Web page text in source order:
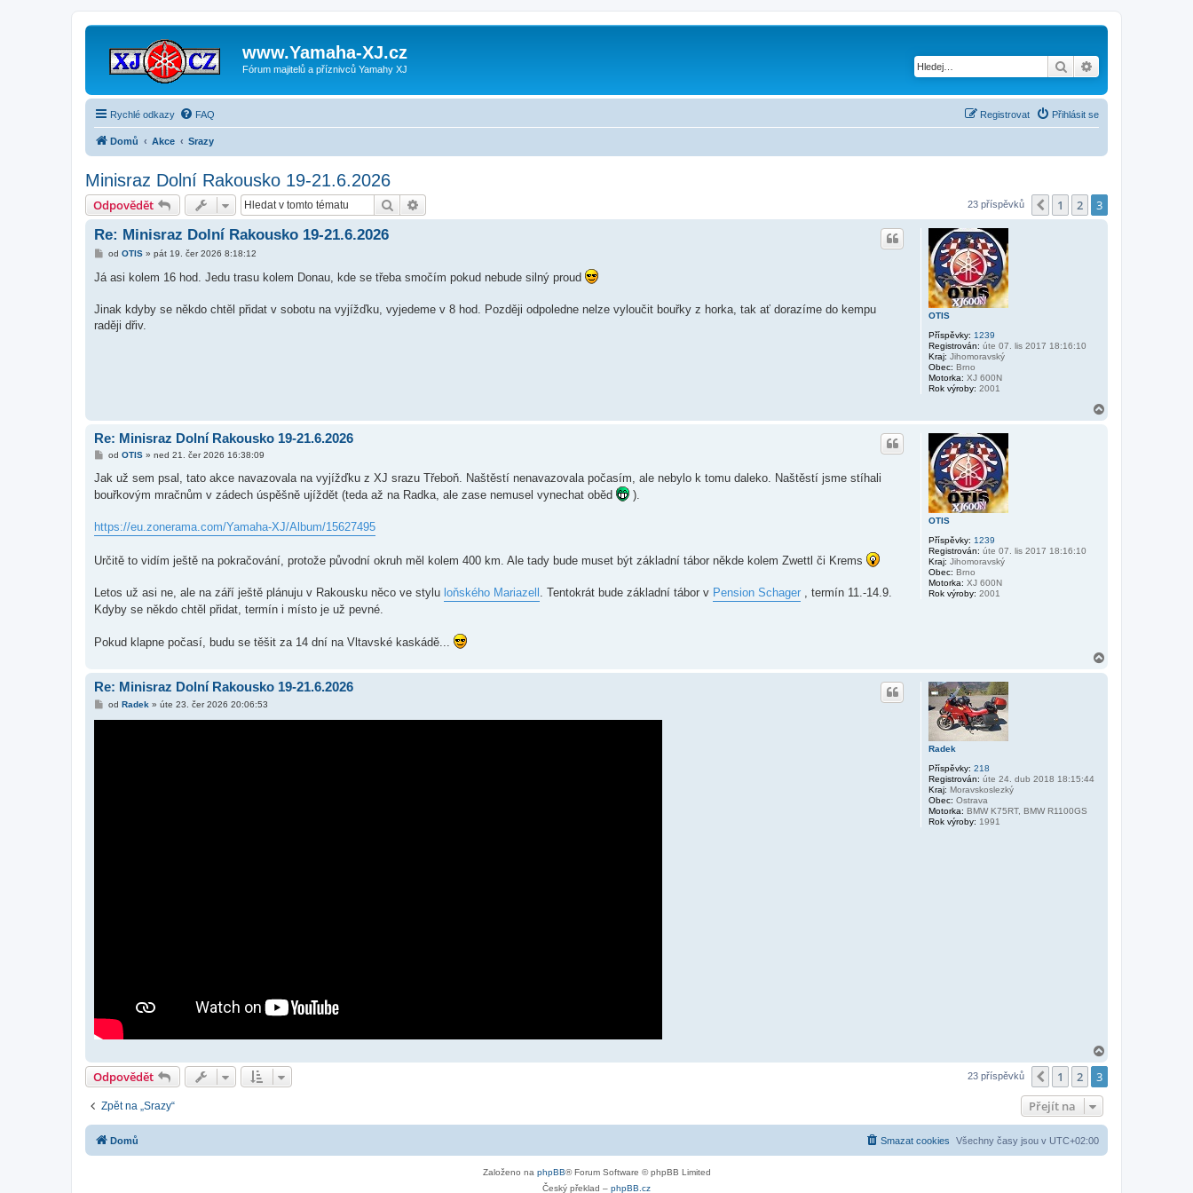
www.Yamaha-XJ.cz
Fórum majitelů a příznivců Yamahy XJ Hledat
Rychlé odkazy FAQ Přihlásit se
Registrovat
Domů Akce Srazy
Minisraz Dolní Rakousko 19-21.6.2026
Odpovědět Hledat 23 příspěvků Předchozí
1 2 3
OTIS
Příspěvky: 1239
Registrován: úte 07. lis 2017 18:16:10
Kraj: Jihomoravský
Obec: Brno
Motorka: XJ 600N
Rok výroby: 2001
Re: Minisraz Dolní Rakousko 19-21.6.2026
P
í
s
ě
v
e
od OTIS» pát 19. čer 2026 8:18:12
Já asi kolem 16 hod. Jedu trasu kolem Donau, kde se třeba smočím pokud nebude silný proud
Jinak kdyby se někdo chtěl přidat v sobotu na vyjížďku, vyjedeme v 8 hod. Později odpoledne nelze vyloučit bouřky z horka, tak ať dorazíme do kempu
raději dřiv.
OTIS
Příspěvky: 1239
Registrován: úte 07. lis 2017 18:16:10
Kraj: Jihomoravský
Obec: Brno
Motorka: XJ 600N
Rok výroby: 2001
Re: Minisraz Dolní Rakousko 19-21.6.2026
P
í
p
e
k
od OTIS» ned 21. čer 2026 16:38:09
Jak už sem psal, tato akce navazovala na vyjížďku z XJ srazu Třeboň. Naštěstí nenavazovala počasím, ale nebylo k tomu daleko. Naštěstí jsme stíhali
bouřkovým mračnům v zádech úspěšně ujíždět (teda až na Radka, ale zase nemusel vynechat oběd
).
https://eu.zonerama.com/Yamaha-XJ/Album/15627495
Určitě to vidím ještě na pokračování, protože původní okruh měl kolem 400 km. Ale tady bude muset být základní tábor někde kolem Zwettl či Krems
Letos už asi ne, ale na září ještě plánuju v Rakousku něco ve stylu loňského Mariazell . Tentokrát bude základní tábor v Pension Schager , termín 11.-14.9.
Kdyby se někdo chtěl přidat, termín i místo je už pevné.
Pokud klapne počasí, budu se těšit za 14 dní na Vltavské kaskádě...
Radek
Příspěvky: 218
Registrován: úte 24. dub 2018 18:15:44
Kraj: Moravskoslezký
Obec: Ostrava
Motorka: BMW K75RT, BMW R1100GS
Rok výroby: 1991
Re: Minisraz Dolní Rakousko 19-21.6.2026
Pod Radek » úte 23. čer 2026 20:06:53
o
Odpovědět 23 příspěvků Předchozí
1 2 3
Zpět na „Srazy“ Přejít na
Domů Všechny časy jsou v UTC+02:00
Smazat cookies
Založeno na phpBB® Forum Software © phpBB Limited
Český překlad – phpBB.cz